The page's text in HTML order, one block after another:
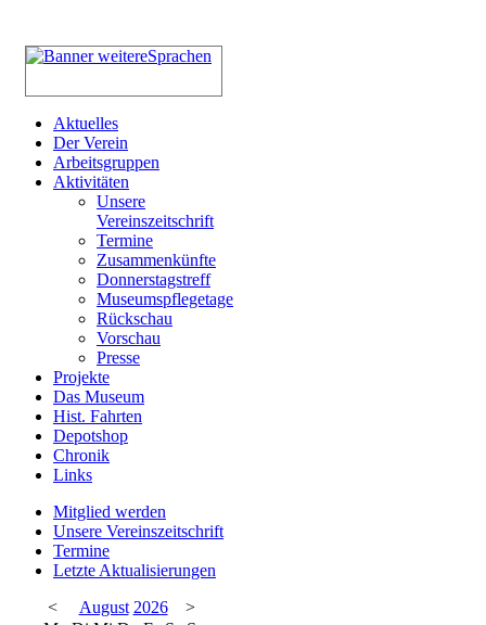
Aktuelles
Der Verein
Arbeitsgruppen
Aktivitäten
Unsere
Vereinszeitschrift
Termine
Zusammenkünfte
Donnerstagstreff
Museumspflegetage
Rückschau
Vorschau
Presse
Projekte
Das Museum
Hist. Fahrten
Depotshop
Chronik
Links
Mitglied werden
Unsere Vereinszeitschrift
Termine
Letzte Aktualisierungen
<
August 2026
>